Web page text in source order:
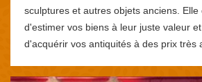
sculptures et autres objets anciens.
d'estimer vos biens à leur juste valeur
d'acquérir vos antiquités à des prix très